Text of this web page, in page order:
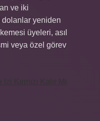
ve iki
yeniden
üyeleri, asıl
veya özel görev